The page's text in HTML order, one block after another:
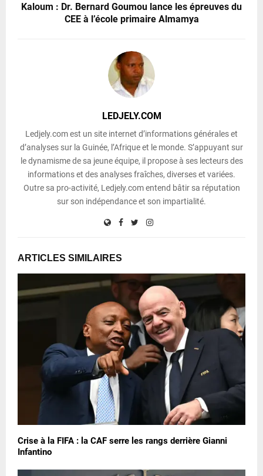
Kaloum : Dr. Bernard Goumou lance les épreuves du
CEE à l’école primaire Almamya
LEDJELY.COM
Ledjely.com est un site internet d’informations générales et
d’analyses sur la Guinée, l’Afrique et le monde. S’appuyant sur
le dynamisme de sa jeune équipe, il propose à ses lecteurs des
informations et des analyses fraîches, diverses et variées.
Outre sa pro-activité, Ledjely.com entend bâtir sa réputation
sur son indépendance et son impartialité.
ARTICLES SIMILAIRES
Crise à la FIFA : la CAF serre les rangs derrière Gianni
Infantino